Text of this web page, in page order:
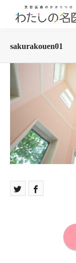
sakurakouen01